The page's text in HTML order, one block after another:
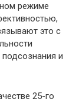
режиме
это с
подсознания и
25-го